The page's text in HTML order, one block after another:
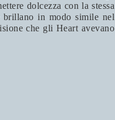
dolcezza con la stessa
brillano in modo simile nel
che gli Heart avevano